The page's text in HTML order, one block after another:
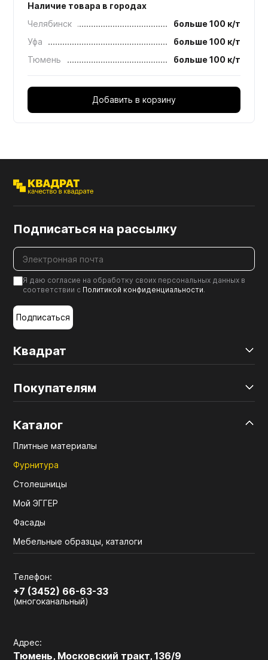
Наличие товара в городах
Челябинск
больше 100 к/т
Уфа
больше 100 к/т
Тюмень
больше 100 к/т
Добавить в корзину
Квадрат
Покупателям
Каталог
Плитные материалы
Фурнитура
Столешницы
Мой ЭГГЕР
Фасады
Мебельные образцы, каталоги
Телефон:
+7 (3452) 66-63-33
(многоканальный)
Адрес:
Тюмень, Московский тракт, 136/9
Подписаться на рассылку
Я даю согласие на обработку своих персональных данных в
соответствии с Политикой конфиденциальности.
Подписаться